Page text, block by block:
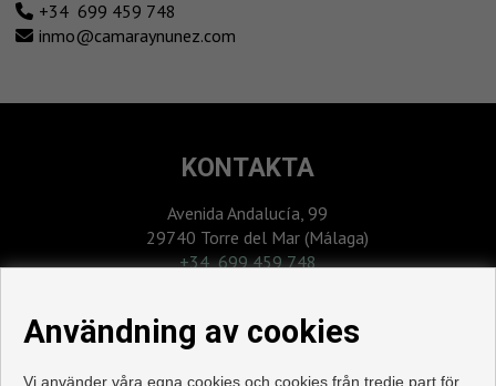
+34 699 459 748
inmo@camaraynunez.com
KONTAKTA
Avenida Andalucía, 99
29740 Torre del Mar (Málaga)
‎+34 699 459 748
Användning av cookies
Vi använder våra egna cookies och cookies från tredje part för